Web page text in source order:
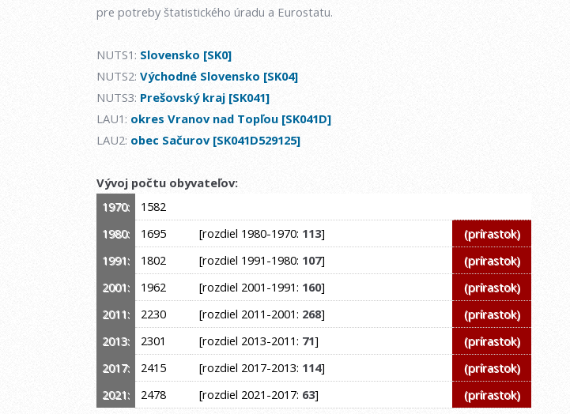
pre potreby štatistického úradu a Eurostatu.
NUTS1: Slovensko [SK0]
NUTS2: Východné Slovensko [SK04]
NUTS3: Prešovský kraj [SK041]
LAU1: okres Vranov nad Topľou [SK041D]
LAU2: obec Sačurov [SK041D529125]
Vývoj počtu obyvateľov:
1970:
1582
1980:
1695 [rozdiel 1980-1970: 113]
(prírastok)
1991:
1802 [rozdiel 1991-1980: 107]
(prírastok)
2001:
1962 [rozdiel 2001-1991: 160]
(prírastok)
2011:
2230 [rozdiel 2011-2001: 268]
(prírastok)
2013:
2301 [rozdiel 2013-2011: 71]
(prírastok)
2017:
2415 [rozdiel 2017-2013: 114]
(prírastok)
2021:
2478 [rozdiel 2021-2017: 63] (prírastok)